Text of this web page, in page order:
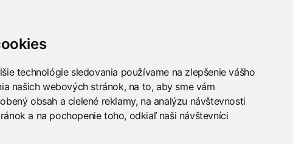
technológie sledovania používame na zlepšenie vášho
našich webových stránok, na to, aby sme vám
obsah a cielené reklamy, na analýzu návštevnosti
a na pochopenie toho, odkiaľ naši návštevníci
Sledujte nás